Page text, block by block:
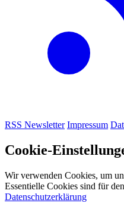
RSS Newsletter Impressum
Cookie-
Wir verwenden Cookies, um
Essentielle Cookies sind für
Datenschutzerklärung